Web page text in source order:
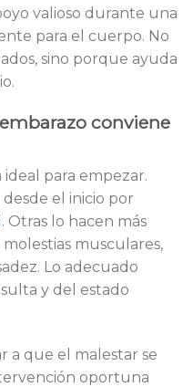
valioso durante una
para el cuerpo. No
sino porque ayuda
conviene
para empezar.
el inicio por
. Otras lo hacen más
musculares,
Lo adecuado
y del estado
a que el malestar se
oportuna